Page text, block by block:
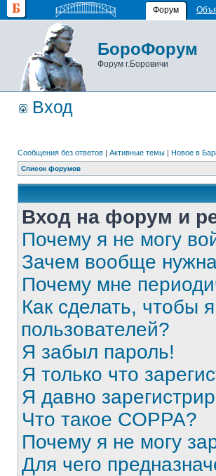
Форум
БороФорум
Форум г.Боровичи
Вход
Сообщения без ответов | Активные темы | Новое в
Список форумов
Вход на форум и
Почему я не могу
Зачем вообще
Почему мне
Как сделать, чтобы
пользователей?
Я забыл пароль!
Я только что
Я давно
Что такое COPPA?
Почему я не могу
Для чего